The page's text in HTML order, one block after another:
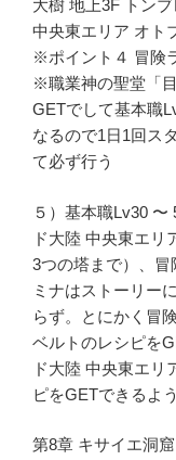
大樹 地上3F トン
中央東エリア オト
※ポイント４ 冒険
※職業神の聖堂「
GETでして基本職
なるので1日1回ス
て必ず行う
５）基本職Lv30
ド大陸 中央東エリ
3つの塔まで）、冒
ミナはストーリー
らず。とにかく冒
ベルトのレシピを
ド大陸 中央東エリ
ピをGETできるよ
第8章 キサイエ洞